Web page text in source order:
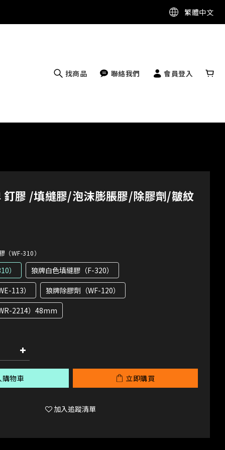
繁體中文
找商品 聯絡我們 會員登入
釘膠 /填縫膠/泡沫膨脹膠/除膠劑/皺紋
（WF-310）
）
狼牌白色填縫膠（F-320）
113）
狼牌除膠劑（WF-120）
2214）48mm
購物車 立即購買
加入追蹤清單